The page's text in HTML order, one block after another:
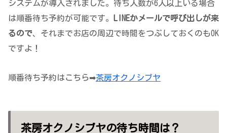
システムが導入されました。待ち人数が6人以上いる場合
は順番待ち予約が可能です。
LINEかメールで呼び出しが来
るので、それまでお店の周辺で時間をつぶしておくのもOK
ですよ！
順番待ち予約はこちら➡茶房オクノシブヤ
茶房オクノシブヤの待ち時間は？